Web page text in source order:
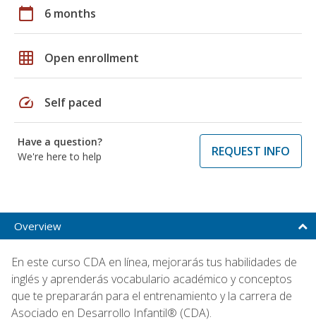
calendar_today 6 months
grid_on Open enrollment
speed Self paced
Have a question?
We're here to help
REQUEST INFO
Overview
En este curso CDA en línea, mejorarás tus habilidades de
inglés y aprenderás vocabulario académico y conceptos
que te prepararán para el entrenamiento y la carrera de
Asociado en Desarrollo Infantil® (CDA).